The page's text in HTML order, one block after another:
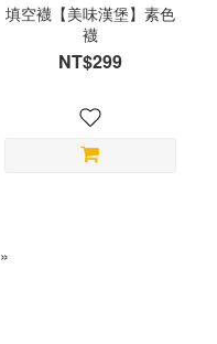
填空襪【美味漢堡】素色
襪
NT$299
»